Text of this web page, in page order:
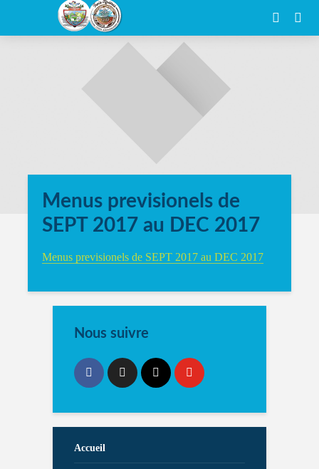
Menus previsionels de
SEPT 2017 au DEC 2017
Menus previsionels de SEPT 2017 au DEC 2017
Nous suivre
Accueil